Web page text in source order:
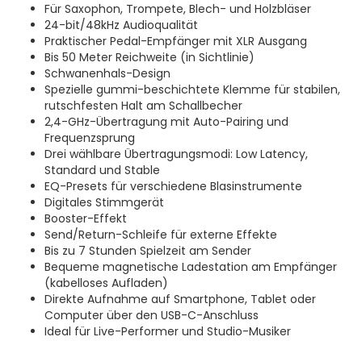
Für Saxophon, Trompete, Blech- und Holzbläser
24-bit/48kHz Audioqualität
Praktischer Pedal-Empfänger mit XLR Ausgang
Bis 50 Meter Reichweite (in Sichtlinie)
Schwanenhals-Design
Spezielle gummi-beschichtete Klemme für stabilen,
rutschfesten Halt am Schallbecher
2,4-GHz-Übertragung mit Auto-Pairing und
Frequenzsprung
Drei wählbare Übertragungsmodi: Low Latency,
Standard und Stable
EQ-Presets für verschiedene Blasinstrumente
Digitales Stimmgerät
Booster-Effekt
Send/Return-Schleife für externe Effekte
Bis zu 7 Stunden Spielzeit am Sender
Bequeme magnetische Ladestation am Empfänger
(kabelloses Aufladen)
Direkte Aufnahme auf Smartphone, Tablet oder
Computer über den USB-C-Anschluss
Ideal für Live-Performer und Studio-Musiker